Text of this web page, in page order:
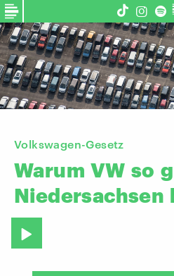
Volkswagen-Gesetz
Warum VW so
Niedersachsen